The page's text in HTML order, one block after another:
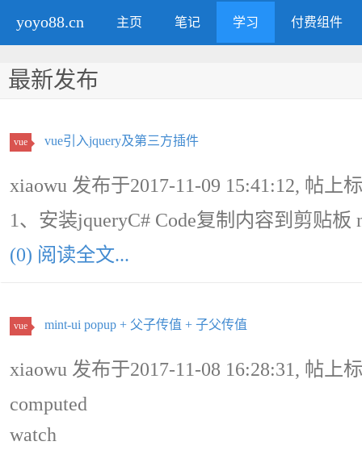
yoyo88.cn 主页 笔记 学习 付费组件
最新发布
vue vue引入jquery及第三方插件
xiaowu 发布于2017-11-09 15:41:12, 帖上
1、安装jqueryC# Code复制内容到剪贴板
(0) 阅读全文...
vue mint-ui popup + 父子传值 + 子父传值
xiaowu 发布于2017-11-08 16:28:31, 帖上
computed
watch